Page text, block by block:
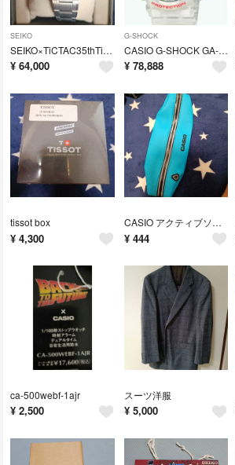
SEIKO
SEIKO×TiCTAC35thTiCTAC SZSB006
¥ 64,000
G-SHOCK
CASIO G-SHOCK GA-110PKM-7AJR
¥ 78,888
tissot box
¥ 4,300
CASIO アクティブソフトフィットポーチ
¥ 444
ca-500webf-1ajr
¥ 2,500
スーツ洋服
¥ 5,000